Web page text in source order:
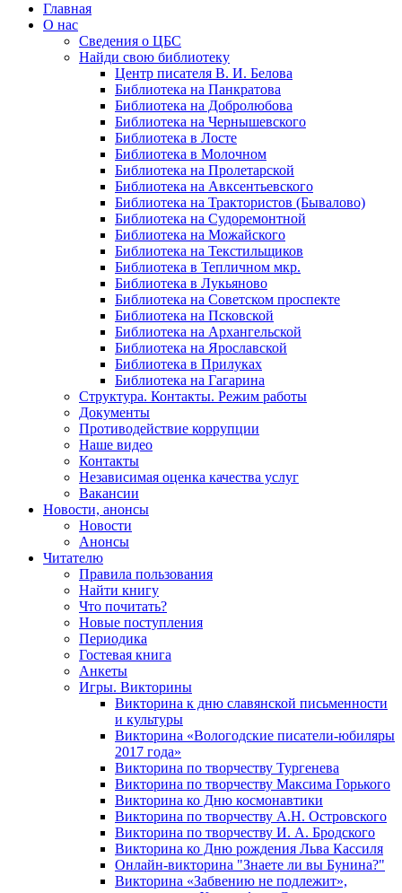
Главная
О нас
Сведения о ЦБС
Найди свою библиотеку
Центр писателя В. И. Белова
Библиотека на Панкратова
Библиотека на Добролюбова
Библиотека на Чернышевского
Библиотека в Лосте
Библиотека в Молочном
Библиотека на Пролетарской
Библиотека на Авксентьевского
Библиотека на Трактористов (Бывалово)
Библиотека на Судоремонтной
Библиотека на Можайского
Библиотека на Текстильщиков
Библиотека в Тепличном мкр.
Библиотека в Лукьяново
Библиотека на Советском проспекте
Библиотека на Псковской
Библиотека на Архангельской
Библиотека на Ярославской
Библиотека в Прилуках
Библиотека на Гагарина
Структура. Контакты. Режим работы
Документы
Противодействие коррупции
Наше видео
Контакты
Независимая оценка качества услуг
Вакансии
Новости, анонсы
Новости
Анонсы
Читателю
Правила пользования
Найти книгу
Что почитать?
Новые поступления
Периодика
Гостевая книга
Анкеты
Игры. Викторины
Викторина к дню славянской письменности
и культуры
Викторина «Вологодские писатели-юбиляры
2017 года»
Викторина по творчеству Тургенева
Викторина по творчеству Максима Горького
Викторина ко Дню космонавтики
Викторина по творчеству А.Н. Островского
Викторина по творчеству И. А. Бродского
Викторина ко Дню рождения Льва Кассиля
Онлайн-викторина "Знаете ли вы Бунина?"
Викторина «Забвению не подлежит»,